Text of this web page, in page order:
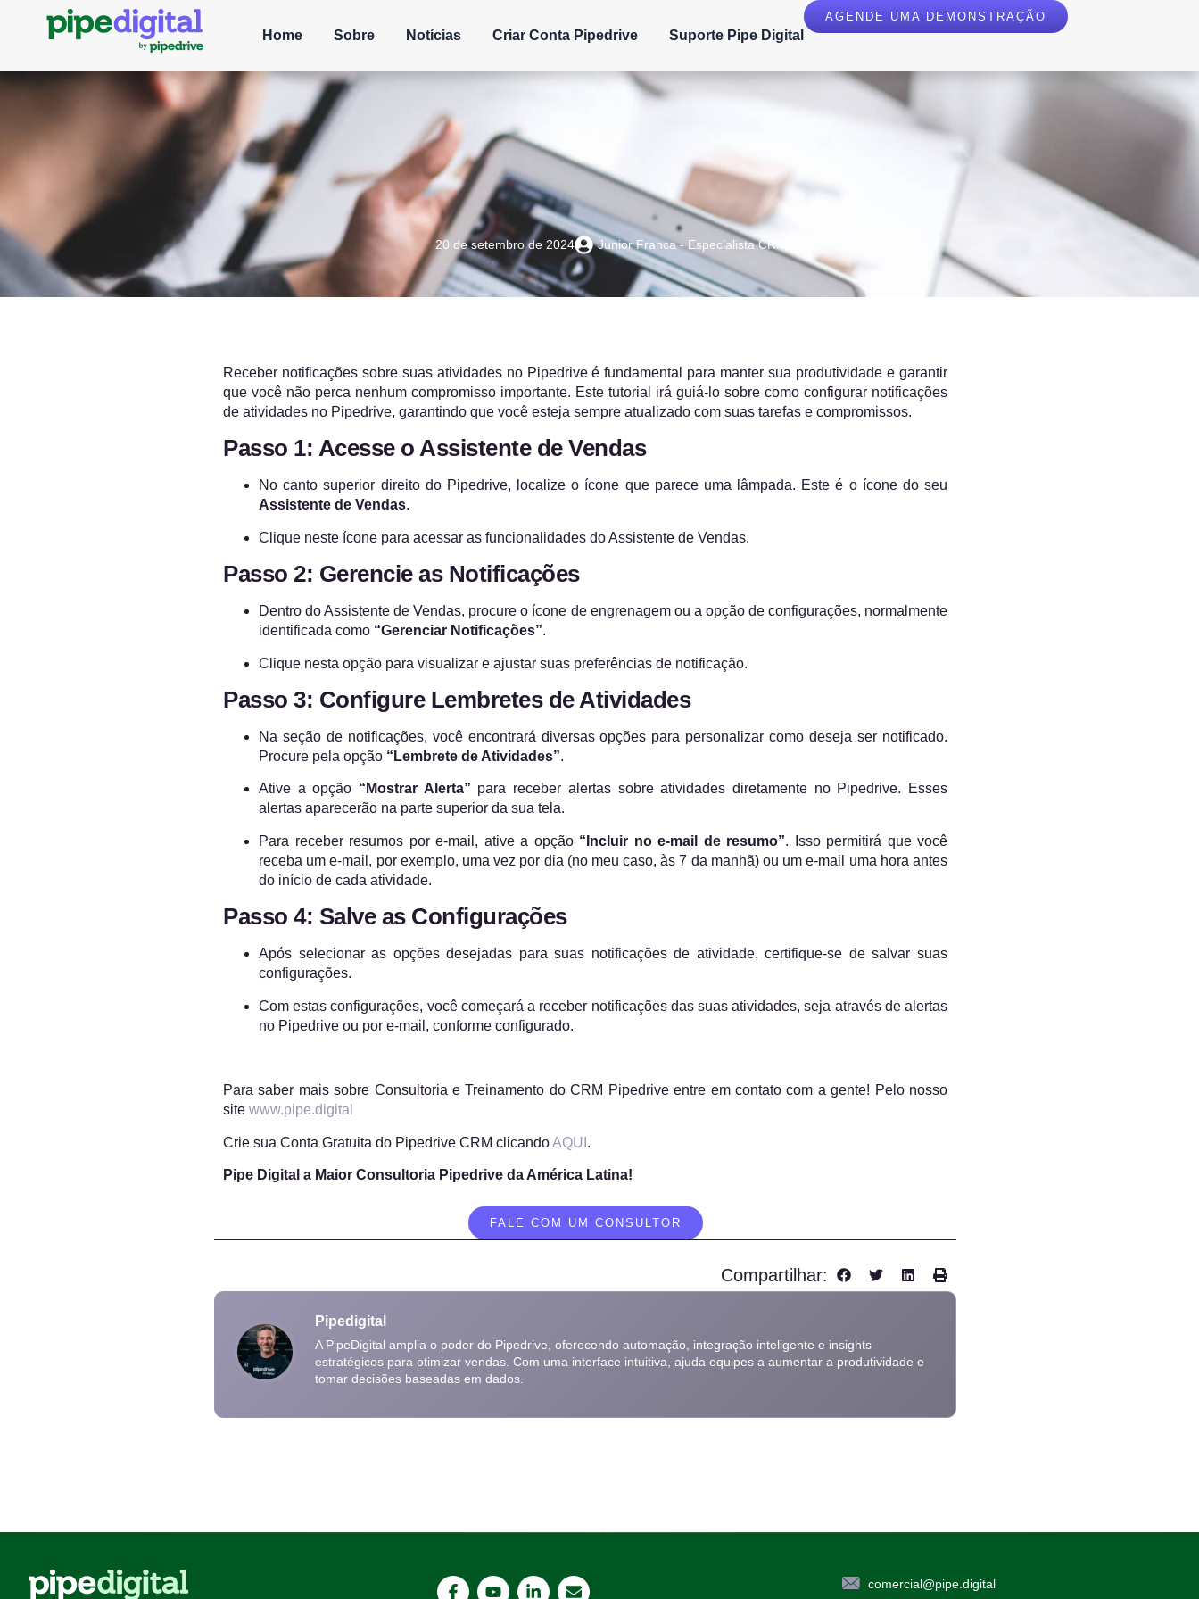
Home Sobre Notícias Criar Conta Pipedrive Suporte Pipe Digital
AGENDE UMA DEMONSTRAÇÃO
20 de setembro de 2024 Junior Franca - Especialista CRM
Receber notificações sobre suas atividades no Pipedrive é fundamental para manter sua produtividade e garantir
que você não perca nenhum compromisso importante. Este tutorial irá guiá-lo sobre como configurar notificações
de atividades no Pipedrive, garantindo que você esteja sempre atualizado com suas tarefas e compromissos.
Passo 1: Acesse o Assistente de Vendas
No canto superior direito do Pipedrive, localize o ícone que parece uma lâmpada. Este é o ícone do seu
Assistente de Vendas.
Clique neste ícone para acessar as funcionalidades do Assistente de Vendas.
Passo 2: Gerencie as Notificações
Dentro do Assistente de Vendas, procure o ícone de engrenagem ou a opção de configurações, normalmente
identificada como “Gerenciar Notificações”.
Clique nesta opção para visualizar e ajustar suas preferências de notificação.
Passo 3: Configure Lembretes de Atividades
Na seção de notificações, você encontrará diversas opções para personalizar como deseja ser notificado.
Procure pela opção “Lembrete de Atividades”.
Ative a opção “Mostrar Alerta” para receber alertas sobre atividades diretamente no Pipedrive. Esses
alertas aparecerão na parte superior da sua tela.
Para receber resumos por e-mail, ative a opção “Incluir no e-mail de resumo”. Isso permitirá que você
receba um e-mail, por exemplo, uma vez por dia (no meu caso, às 7 da manhã) ou um e-mail uma hora antes
do início de cada atividade.
Passo 4: Salve as Configurações
Após selecionar as opções desejadas para suas notificações de atividade, certifique-se de salvar suas
configurações.
Com estas configurações, você começará a receber notificações das suas atividades, seja através de alertas
no Pipedrive ou por e-mail, conforme configurado.
Para saber mais sobre Consultoria e Treinamento do CRM Pipedrive entre em contato com a gente! Pelo nosso
site www.pipe.digital
Crie sua Conta Gratuita do Pipedrive CRM clicandoAQUI .
Pipe Digital a Maior Consultoria Pipedrive da América Latina!
FALE COM UM CONSULTOR
Compartilhar:
Pipedigital
A PipeDigital amplia o poder do Pipedrive, oferecendo automação, integração inteligente e insights
estratégicos para otimizar vendas. Com uma interface intuitiva, ajuda equipes a aumentar a produtividade e
tomar decisões baseadas em dados.
comercial@pipe.digital